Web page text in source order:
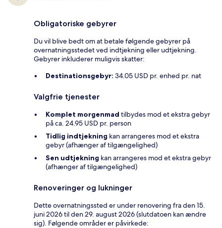
Obligatoriske gebyrer
Du vil blive bedt om at betale følgende gebyrer på
overnatningsstedet ved indtjekning eller udtjekning.
Gebyrer inkluderer muligvis skatter:
Destinationsgebyr: 34.05 USD pr. enhed pr. nat
Valgfrie tjenester
Komplet morgenmad tilbydes mod et ekstra gebyr
på ca. 24.95 USD pr. person
Tidlig indtjekning kan arrangeres mod et ekstra
gebyr (afhænger af tilgængelighed)
Sen udtjekning kan arrangeres mod et ekstra gebyr
(afhænger af tilgængelighed)
Renoveringer og lukninger
Dette overnatningssted er under renovering fra den 15.
juni 2026 til den 29. august 2026 (slutdatoen kan ændre
sig). Følgende områder er påvirkede: